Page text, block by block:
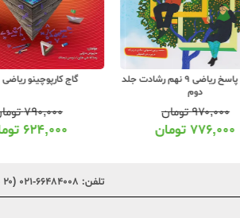
مبتکران پاسخ ریاضی 9 نهم رشادت جلد
دوم
۹۷۰,۰۰۰تومان
۷۷۶,۰۰۰تومان
گاج کارپوچینو ریاضی 9 نهم
۷۹۰,۰۰۰تومان
۶۲۴,۰۰۰تومان
تلفن: ۶۶۴۸۴۰۰۸-۰۲۱ (۲۰ خط)